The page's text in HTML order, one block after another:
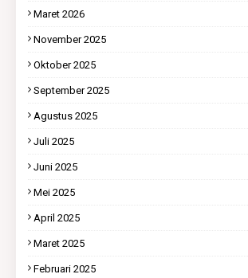
Maret 2026
November 2025
Oktober 2025
September 2025
Agustus 2025
Juli 2025
Juni 2025
Mei 2025
April 2025
Maret 2025
Februari 2025